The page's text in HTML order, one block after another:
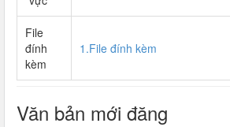
File
đính
kèm
1.File đính kèm
Văn bản mới đăng